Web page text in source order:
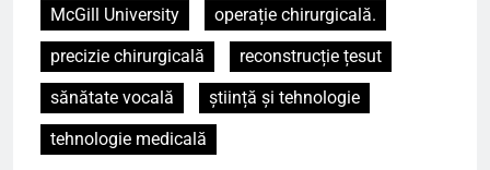
McGill University
operație chirurgicală.
precizie chirurgicală
reconstrucție țesut
sănătate vocală
știință și tehnologie
tehnologie medicală